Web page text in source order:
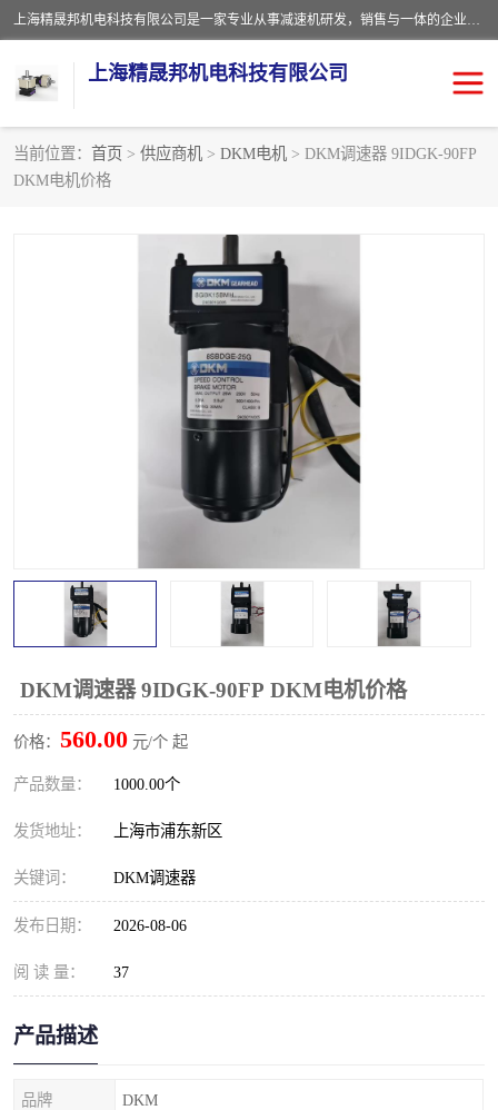
上海精晟邦机电科技有限公司是一家专业从事减速机研发，销售与一体的企业。公司拥有资深技术人员和技术团队服务人才，致力于为广大客户提供专业，细致的产品服务。主营产品有：中型减速电机，微型调速电机，精密行星减速机，蜗轮蜗杆减速机，RFKS四大系列减速机，SKM双曲面齿轮减速机，齿轮减速电机，行星减速机，防爆电机，变频器等系列；产品广泛用于汽车，船舶，能源，环保，包装，物流等领域，欢迎咨询。
上海精晟邦机电科技有限公司
当前位置： 首页 > 供应商机 > DKM电机 > DKM调速器 9IDGK-90FP
DKM电机价格
DKM调速器 9IDGK-90FP DKM电机价格
价格： 560.00 元/个 起
产品数量： 1000.00个
发货地址： 上海市浦东新区
关键词： DKM调速器
发布日期： 2026-08-06
阅 读 量： 37
产品描述
品牌 DKM
减速电机
JSCC精研电机
精晟邦四大系列
精晟邦微型齿轮减速电机
晟邦电机
东元电机